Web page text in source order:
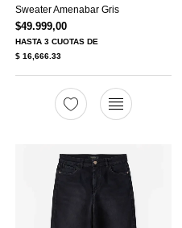
Sweater Amenabar Gris
$49.999,00
HASTA 3 CUOTASDE
$ 16,666.33